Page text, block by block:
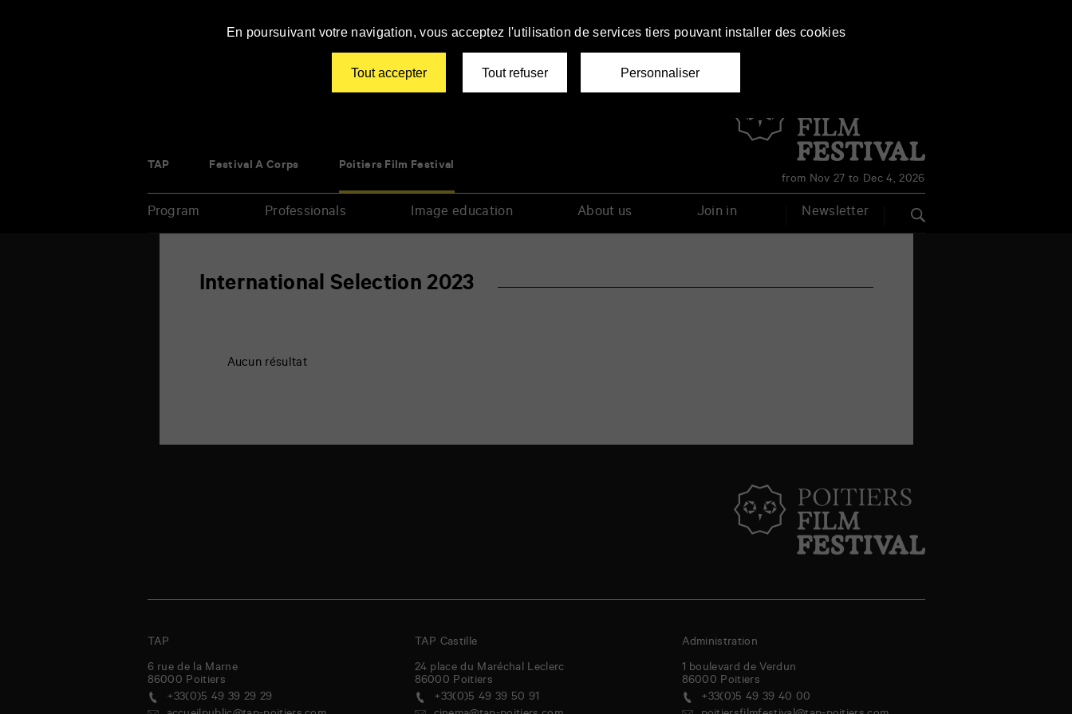
TAP Festival À Corps
Poitiers Film Festival
from Nov 27 to Dec 4, 2026
Program Professionals Image education About us Join in Newsletter
International Selection 2023
Aucun résultat
TAP
6 rue de la Marne
86000 Poitiers
+33(0)5 49 39 29 29
TAP Castille
24 place du Maréchal Leclerc
86000 Poitiers
+33(0)5 49 39 50 91
Administration
1 boulevard de Verdun
86000 Poitiers
+33(0)5 49 39 40 00
En poursuivant votre navigation, vous acceptez l'utilisation de services tiers pouvant installer des cookies
Tout accepter Tout refuser Personnaliser